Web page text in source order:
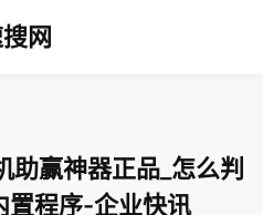
网
助赢神器正品_怎么判
置程序-企业快讯